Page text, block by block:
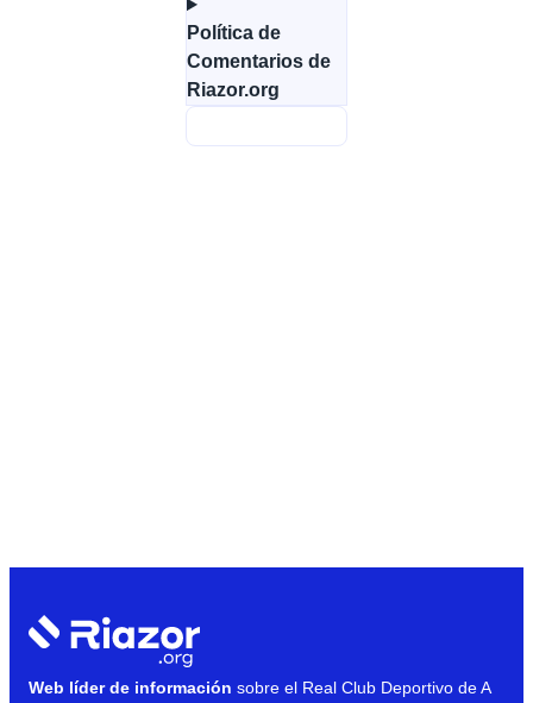
Política de
Comentarios de
Riazor.org
Web líder de información sobre el Real Club Deportivo de A